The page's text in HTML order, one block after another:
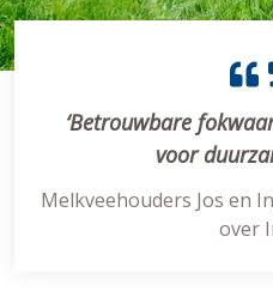
‘Betrouwbare
voor
Melkveehouders Jos en
over